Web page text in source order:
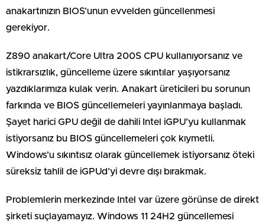
anakartınızın BIOS’unun evvelden güncellenmesi
gerekiyor.
Z890 anakart/Core Ultra 200S CPU kullanıyorsanız ve
istikrarsızlık, güncelleme üzere sıkıntılar yaşıyorsanız
yazdıklarımıza kulak verin. Anakart üreticileri bu sorunun
farkında ve BIOS güncellemeleri yayınlanmaya başladı.
Şayet harici GPU değil de dahili Intel iGPU’yu kullanmak
istiyorsanız bu BIOS güncellemeleri çok kıymetli.
Windows’u sıkıntısız olarak güncellemek istiyorsanız öteki
süreksiz tahlil de iGPUd’yi devre dışı bırakmak.
Problemlerin merkezinde Intel var üzere görünse de direkt
şirketi suçlayamayız. Windows 11 24H2 güncellemesi